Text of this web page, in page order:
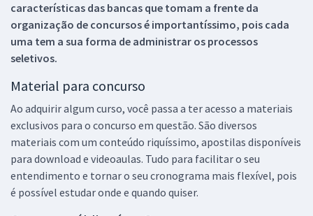
características das bancas que tomam a frente da
organização de concursos é importantíssimo, pois cada
uma tem a sua forma de administrar os processos
seletivos.
Material para concurso
Ao adquirir algum curso, você passa a ter acesso a materiais
exclusivos para o concurso em questão. São diversos
materiais com um conteúdo riquíssimo, apostilas disponíveis
para download e videoaulas. Tudo para facilitar o seu
entendimento e tornar o seu cronograma mais flexível, pois
é possível estudar onde e quando quiser.